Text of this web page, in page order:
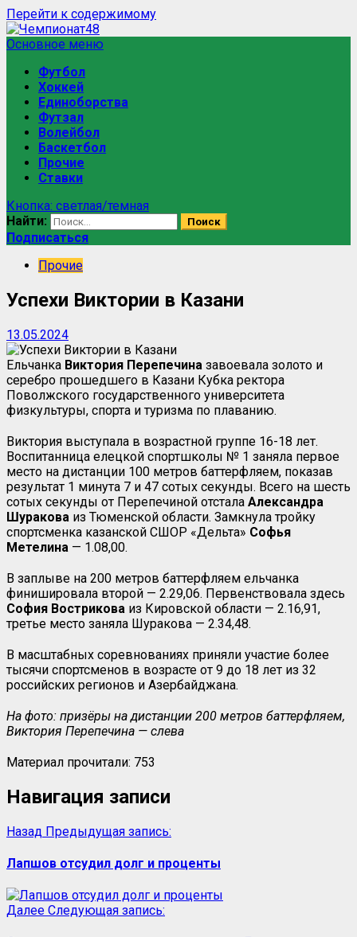
Перейти к содержимому
Основное меню
Футбол
Хоккей
Единоборства
Футзал
Волейбол
Баскетбол
Прочие
Ставки
Кнопка: светлая/темная
Найти:
Подписаться
Прочие
Успехи Виктории в Казани
13.05.2024
Ельчанка Виктория Перепечина завоевала золото и
серебро прошедшего в Казани Кубка ректора
Поволжского государственного университета
физкультуры, спорта и туризма по плаванию.
Виктория выступала в возрастной группе 16-18 лет.
Воспитанница елецкой спортшколы № 1 заняла первое
место на дистанции 100 метров баттерфляем, показав
результат 1 минута 7 и 47 сотых секунды. Всего на шесть
сотых секунды от Перепечиной отстала Александра
Шуракова из Тюменской области. Замкнула тройку
спортсменка казанской СШОР «Дельта» Софья
Метелина — 1.08,00.
В заплыве на 200 метров баттерфляем ельчанка
финишировала второй — 2.29,06. Первенствовала здесь
София Вострикова из Кировской области — 2.16,91,
третье место заняла Шуракова — 2.34,48.
В масштабных соревнованиях приняли участие более
тысячи спортсменов в возрасте от 9 до 18 лет из 32
российских регионов и Азербайджана.
На фото: призёры на дистанции 200 метров баттерфляем,
Виктория Перепечина — слева
Материал прочитали: 753
Навигация записи
Назад Предыдущая запись:
Лапшов отсудил долг и проценты
Далее Следующая запись: